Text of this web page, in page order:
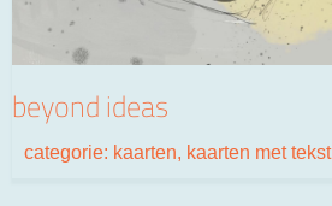
beyond ideas
categorie: kaarten, kaarten met tekst